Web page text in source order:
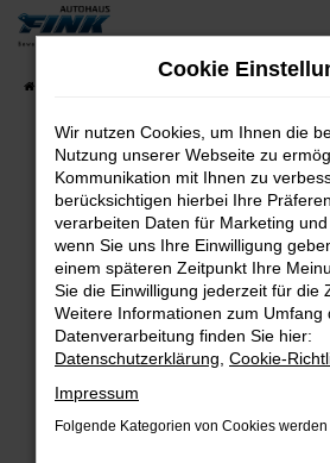
Zum
springen
Fehler: Network
Beim Laden ist ein Fehler
Hier sind ein paar Tipps, die dir
Überprüfe deine Firewall
Internetverbindung.
Laden andere Webseiten, zum
Suchmaschine?
Prüfe deine
Cookie
Wir nutzen Cookies, um Ihnen die
Nutzung unserer Webseite zu
Kommunikation mit Ihnen zu
berücksichtigen hierbei Ihre
verarbeiten Daten für Marketing und
wenn Sie uns Ihre Einwilligung
einem späteren Zeitpunkt Ihre
Sie die Einwilligung jederzeit für die
Weitere Informationen zum Umfang
Datenverarbeitung finden Sie hier:
Datenschutzerklärung Cookie-
Impressum
Folgende Kategorien von Cookies